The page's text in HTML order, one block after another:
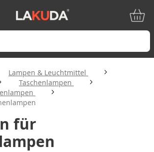
Lampen & Leuchtmittel
Taschenlampen
für